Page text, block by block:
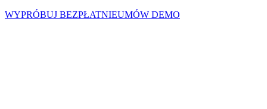
WYPRÓBUJ BEZPŁATNIEUMÓW DEMO